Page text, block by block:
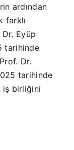
ardından
farklı
Eyüp
tarihinde
Dr.
tarihinde
iş birliğini